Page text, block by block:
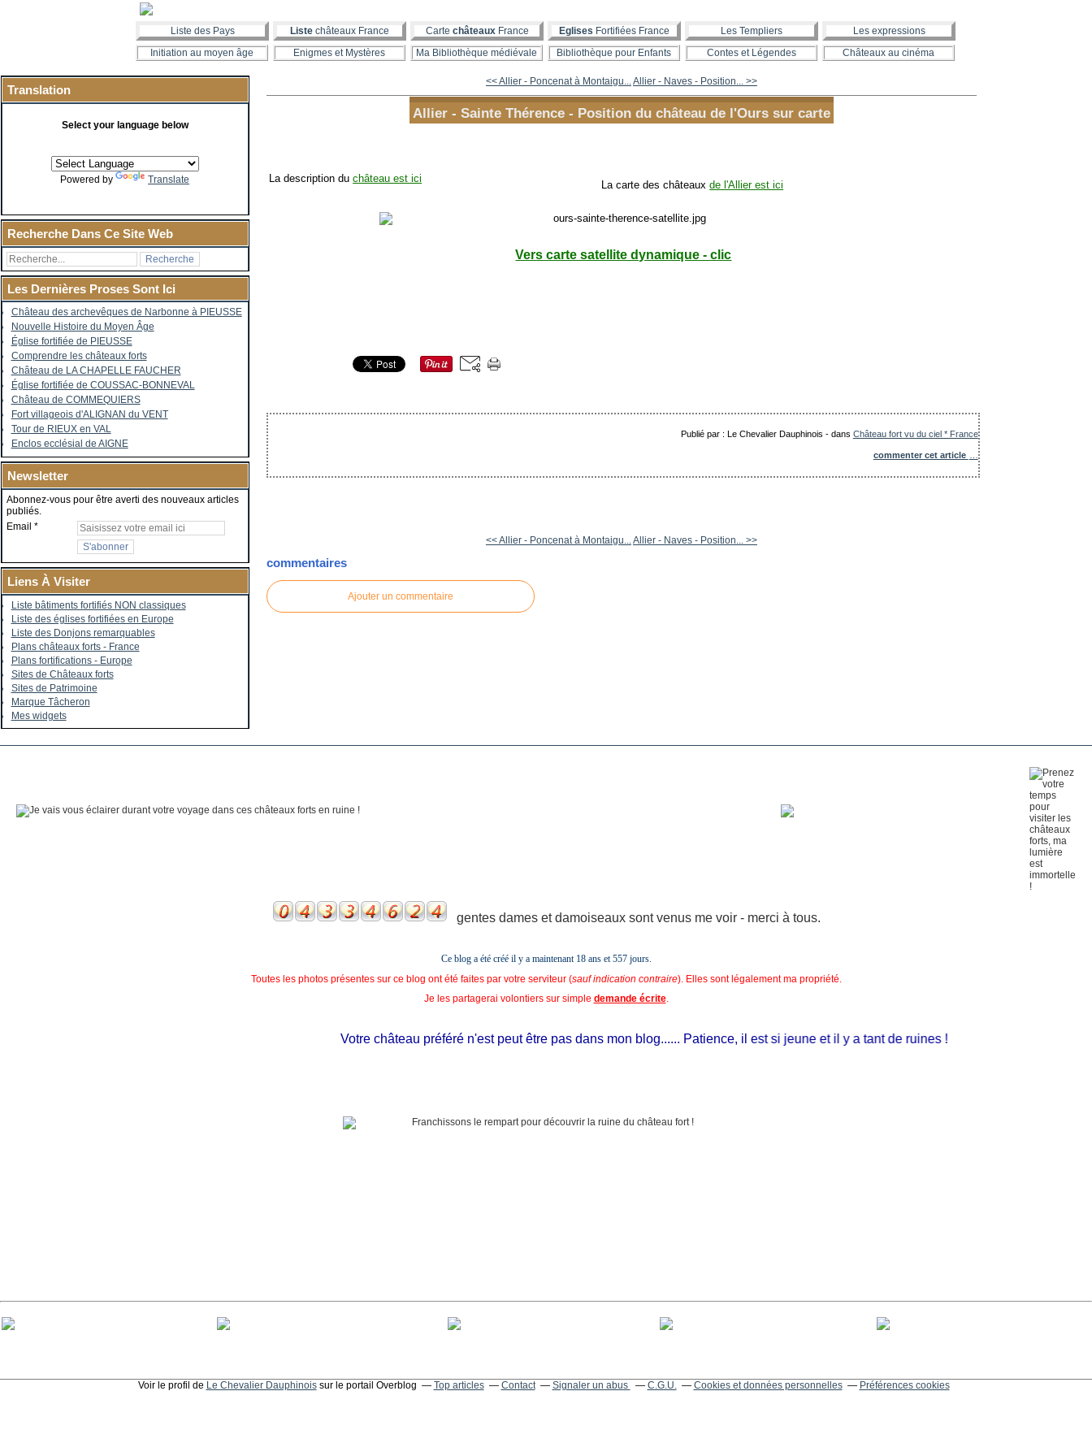
Liste des Pays Liste châteaux France Carte châteauxFrance Eglises Fortifiées France Les Templiers
Les expressions
Initiation au moyen âge
Enigmes et Mystères Ma Bibliothèque médiévale Bibliothèque pour Enfants Contes et Légendes Châteaux au cinéma
Translation
Select your language below
Powered by Translate
Recherche Dans Ce Site Web
Les Dernières Proses Sont Ici
Château des archevêques de Narbonne à PIEUSSE
Nouvelle Histoire du Moyen Âge
Église fortifiée de PIEUSSE
Comprendre les châteaux forts
Château de LA CHAPELLE FAUCHER
Église fortifiée de COUSSAC-BONNEVAL
Château de COMMEQUIERS
Fort villageois d'ALIGNAN du VENT
Tour de RIEUX en VAL
Enclos ecclésial de AIGNE
Newsletter
Abonnez-vous pour être averti des nouveaux articles
publiés.
Email
Liens À Visiter
Liste bâtiments fortifiés NON classiques
Liste des églises fortifiées en Europe
Liste des Donjons remarquables
Plans châteaux forts - France
Plans fortifications - Europe
Sites de Châteaux forts
Sites de Patrimoine
Marque Tâcheron
Mes widgets
<< Allier - Poncenat à Montaigu...Allier - Naves - Position... >>
Allier - Sainte Thérence - Position du château de l'Ours sur carte
La description duchâteau est ici
La carte des châteauxde l'Allier est ici
Vers carte satellite dynamique - clic
Publié par : Le Chevalier Dauphinois -dans Château fort vu du ciel * France
commenter cet article
<< Allier - Poncenat à Montaigu...Allier - Naves - Position... >>
commentaires
Ajouter un commentaire
gentes dames et damoiseaux sont venus me voir - merci à tous.
Ce blog a été créé il y a maintenant 18 ans et557 jours.
Toutes les photos présentes sur ce blog ont été faites par votre serviteur (sauf indication contraire). Elles sont légalement ma propriété.
Je les partagerai volontiers sur simple demande écrite.
Votre château préféré n'est peut être pas dans mon blog...... Patience, il est si jeune et il y a tant de ruines !
Voir le profil de Le Chevalier Dauphinoissur le portail Overblog Top articles Contact Signaler un abus C.G.U. Cookies et données personnelles Préférences cookies